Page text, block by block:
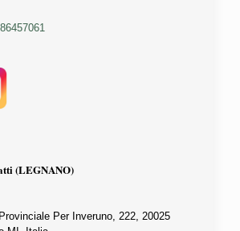
(LEGNANO)
Per Inveruno, 222, 20025